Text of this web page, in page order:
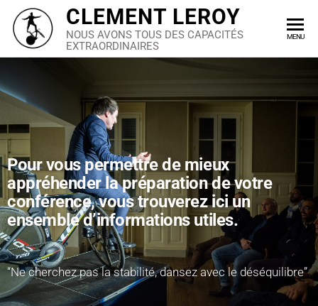
CLEMENT LEROY
NOUS AVONS TOUS DES CAPACITÉS
EXTRAORDINAIRES
MENU
Pour vous permettre de mieux
appréhender la préparation de votre
conférence, vous trouverez ici un
ensemble d’informations utiles.
“Ne cherchez pas la stabilité, dansez avec le déséquilibre”